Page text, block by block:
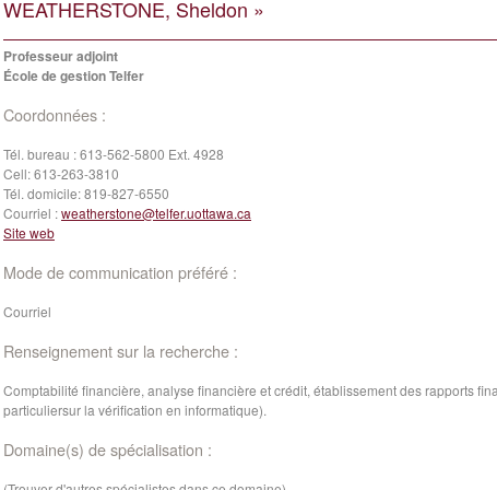
WEATHERSTONE, Sheldon »
Professeur adjoint
École de gestion Telfer
Coordonnées :
Tél. bureau :613-562-5800 Ext. 4928
Cell:613-263-3810
Tél. domicile:819-827-6550
Courriel :weatherstone@telfer.uottawa.ca
Site web
Mode de communication préféré :
Courriel
Renseignement sur la recherche :
Comptabilité financière, analyse financière et crédit, établissement des rapports
particuliersur la vérification en informatique).
Domaine(s) de spécialisation :